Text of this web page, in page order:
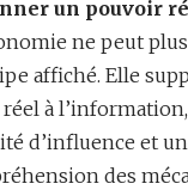
un pouvoir
ne peut
affiché. Elle
réel à
d’influence et
des